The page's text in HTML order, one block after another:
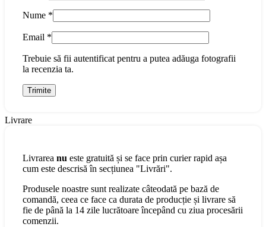
Nume *
Email *
Trebuie să fii autentificat pentru a putea adăuga fotografii
la recenzia ta.
Livrare
Livrarea nu este gratuită și se face prin curier rapid așa
cum este descrisă în secțiunea "Livrări".
Produsele noastre sunt realizate câteodată pe bază de
comandă, ceea ce face ca durata de producție și livrare să
fie de până la 14 zile lucrătoare începând cu ziua procesării
comenzii.